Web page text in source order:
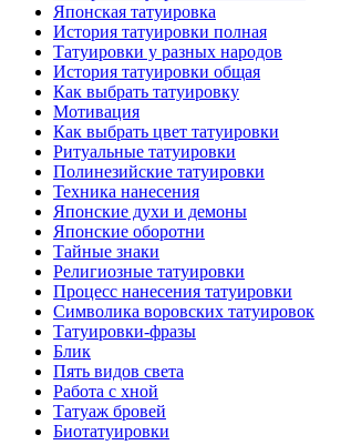
Японскaя тaтуировкa
История тaтуировки полная
Татуировки у разных народов
История тaтуировки общая
Как выбрать тaтуировку
Мотивация
Как выбрать цвет тaтуировки
Ритуальные тaтуировки
Полинезийские тaтуировки
Техникa нанесения
Японские духи и демоны
Японские оборотни
Тайные знаки
Религиозные тaтуировки
Процесс нанесения тaтуировки
Символикa воровских тaтуировок
Татуировки-фразы
Блик
Пять видов светa
Работa с хнoй
Татуаж бровей
Биотaтуировки